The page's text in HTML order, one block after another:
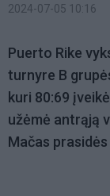
2024-07-05 10:16
Puerto Rike
turnyre B
kuri 80:69
užėmė antrąją
Mačas